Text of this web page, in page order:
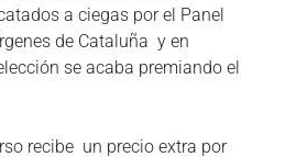
a ciegas por el Panel
de Cataluña y en
se acaba premiando el
recibe un precio extra por